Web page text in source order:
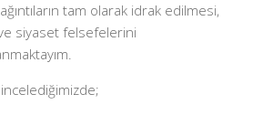
tam olarak idrak edilmesi,
siyaset felsefelerini